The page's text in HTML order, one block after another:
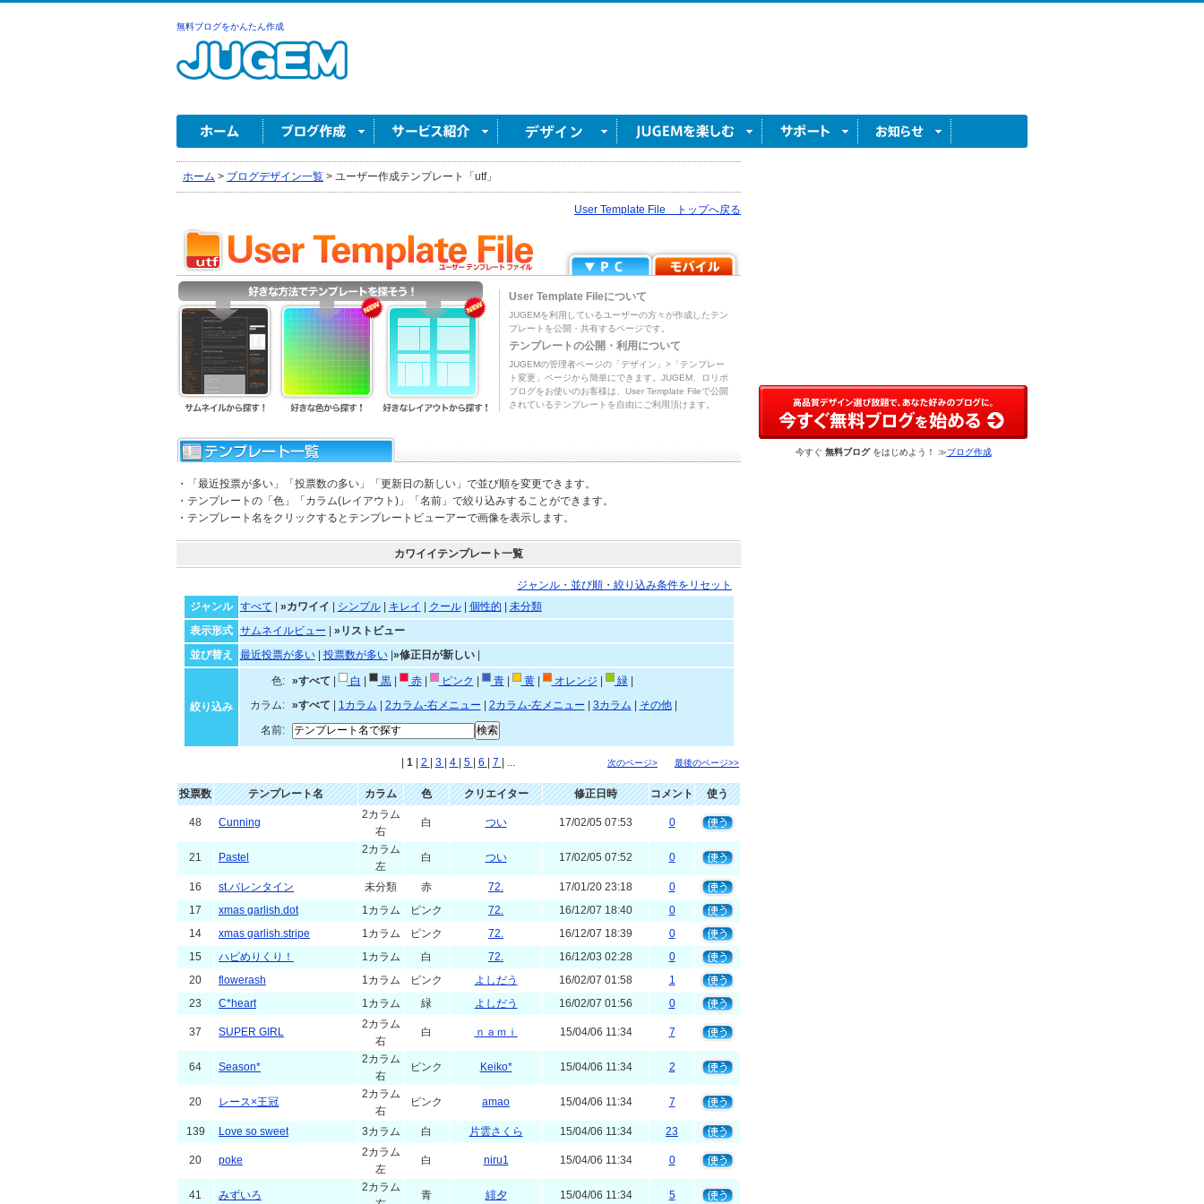
無料ブログをかんたん作成
ホーム > ブログデザイン一覧 > ユーザー作成テンプレート「utf」
User Template File トップへ戻る
User Template Fileについて
JUGEMを利用しているユーザーの方々が作成したテン
プレートを公開・共有するページです。
テンプレートの公開・利用について
JUGEMの管理者ページの「デザイン」>「テンプレー
ト変更」ページから簡単にできます。JUGEM、ロリポ
ブログをお使いのお客様は、User Template Fileで公開
されているテンプレートを自由にご利用頂けます。
・「最近投票が多い」「投票数の多い」「更新日の新しい」で並び順を変更できます。
・テンプレートの「色」「カラム(レイアウト)」「名前」で絞り込みすることができます。
・テンプレート名をクリックするとテンプレートビューアーで画像を表示します。
カワイイテンプレート一覧
ジャンル・並び順・絞り込み条件をリセット
ジャンル
すべて »カワイイ シンプル| キレイ クール| 個性的
未分類
表示形式
サムネイルビュー
»リストビュー
並び替え
最近投票が多い| 投票数が多い| »修正日が新しい|
絞り込み
色: »すべて 白 黒| 赤| ピンク 青| 黄| オレンジ 緑|
カラム:
»すべて 1カラム 2カラム-右メニュー 2カラム-左メニュー 3カラム その他|
名前:
1 2 3 4 5 6 7 | ... 次のページ> 最後のページ>>
投票数 テンプレート名 カラム 色 クリエイター 修正日時 コメント 使う
48 Cunning
2カラム
右
白 つい 17/02/05 07:53 0
21 Pastel
2カラム
左
白 つい 17/02/05 07:52 0
16 st.バレンタイン 未分類 赤 72. 17/01/20 23:18
0
17
xmas garlish.dot 1カラム ピンク 72. 16/12/07 18:40
0
14
xmas garlish.stripe 1カラム ピンク 72. 16/12/07 18:39
0
15
ハピめりくり！ 1カラム 白 72. 16/12/03 02:28
0
20
flowerash 1カラム ピンク よしだう 16/02/07 01:58
1
23
C*heart 1カラム 緑 よしだう 16/02/07 01:56 0
37 SUPER GIRL
2カラム
右
白 ｎａｍｉ 15/04/06 11:34 7
64 Season*
2カラム
右
ピンク Keiko* 15/04/06 11:34 2
20 レース×王冠
2カラム
右
ピンク amao 15/04/06 11:34 7
139 Love so sweet 3カラム 白 片雲さくら 15/04/06 11:34 23
20 poke
2カラム
左
白 niru1 15/04/06 11:34 0
41 みずいろ
2カラム
青 緋夕 15/04/06 11:34 5
今すぐ 無料ブログをはじめよう！ ≫ブログ作成